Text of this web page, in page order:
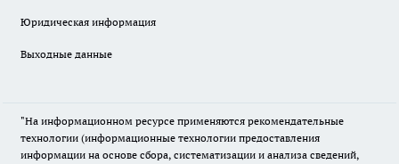
Юридическая информация
Выходные данные
"На информационном ресурсе применяются рекомендательные
технологии (информационные технологии предоставления
информации на основе сбора, систематизации и анализа сведений,